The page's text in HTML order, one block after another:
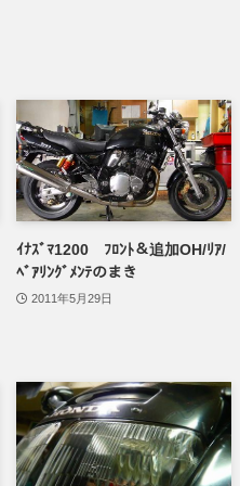
ｲﾅｽﾞﾏ1200 ﾌﾛﾝﾄ＆追加OH/ﾘｱ/
ﾍﾞｱﾘﾝｸﾞﾒﾝﾃのまき
2011年5月29日